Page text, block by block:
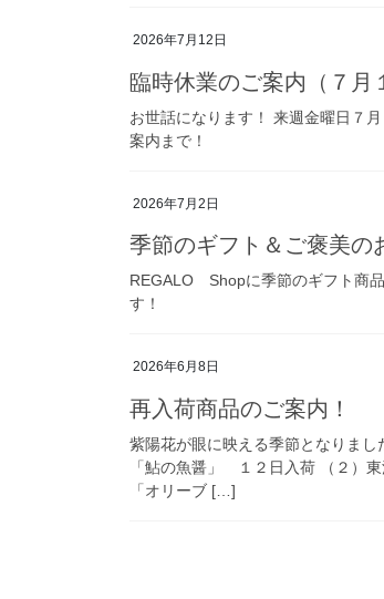
2026年7月12日
臨時休業のご案内（７月
お世話になります！ 来週金曜日７
案内まで！
2026年7月2日
季節のギフト＆ご褒美の
REGALO Shopに季節のギフト商
す！
2026年6月8日
再入荷商品のご案内！
紫陽花が眼に映える季節となりま
「鮎の魚醤」 １２日入荷 （２）
「オリーブ […]